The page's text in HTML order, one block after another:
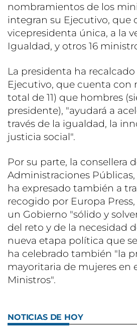
nombramientos de los
integran su Ejecutivo, que
vicepresidenta única, a la
Igualdad, y otros 16
La presidenta ha
Ejecutivo, que cuenta con
total de 11) que hombres
presidente), "ayudará a
través de la igualdad, la
justicia social".
Por su parte, la consellera
Administraciones Públicas,
ha expresado también a
recogido por Europa
un Gobierno "sólido y
del reto y de la necesidad
nueva etapa política que
ha celebrado también "la
mayoritaria de mujeres en
Ministros".
NOTICIAS DE HOY